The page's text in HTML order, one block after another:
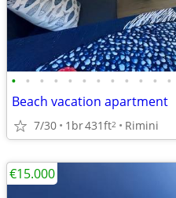
• • • • • • • • • • • •
Beach vacation apartment
7/30 1br431ft2 Rimini
€15.000